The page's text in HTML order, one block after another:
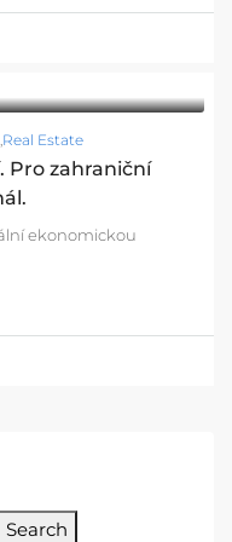
,Real Estate
Pro zahraniční
ekonomickou
Search